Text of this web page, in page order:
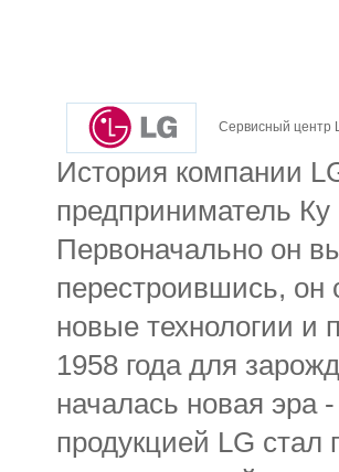
Сервисный центр
История компании
предприниматель
Первоначально он
перестроившись,
новые технологии и
1958 года для
началась новая эра
продукцией LG стал